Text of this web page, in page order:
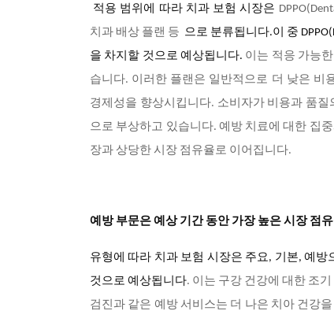
적용 범위에 따라 치과 보험 시장은
치과 배상 플랜 등 으로 분류됩니다.이 중
을 차지할 것으로 예상됩니다. 이는 적응 가능
습니다. 이러한 플랜은 일반적으로 더 낮은 비
경제성을 향상시킵니다. 소비자가 비용과 품
으로 부상하고 있습니다. 예방 치료에 대한 집
장과 상당한 시장 점유율로 이어집니다.
예방 부문은 예상 기간 동안 가장 높은 시장 점
유형에 따라 치과 보험 시장은 주요, 기본, 예
것으로 예상됩니다. 이는 구강 건강에 대한 조
검진과 같은 예방 서비스는 더 나은 치아 건강